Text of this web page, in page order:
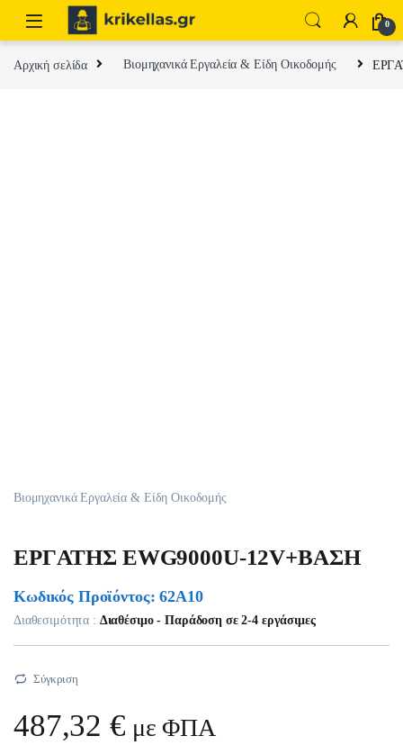
Skip to navigation
Skip to content
0
Αρχική σελίδα Βιομηχανικά Εργαλεία & Είδη Οικοδομής
Βιομηχανικά Εργαλεία & Είδη Οικοδομής
EPΓATHΣ EWG9000U-12V+BAΣH
Κωδικός Προϊόντος: 62A10
Διαθεσιμότητα : Διαθέσιμο - Παράδοση σε 2-4 εργάσιμες
Σύγκριση
487,32€ με ΦΠΑ